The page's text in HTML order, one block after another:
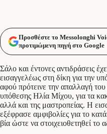
Προσθέστε το Messolonghi
προτιμώμενη πηγή στο Google
Σάλο και έντονες αντιδράσεις
εισαγγελέως στη δίκη για την
αφού πρότεινε την απαλλαγή
υπόθεσης Ηλία Μίχου, για τα
αλλά και της μαστροπείας. Η
εξέφρασε αμφιβολίες για το
βία ώστε να στοιχειοθετηθεί το